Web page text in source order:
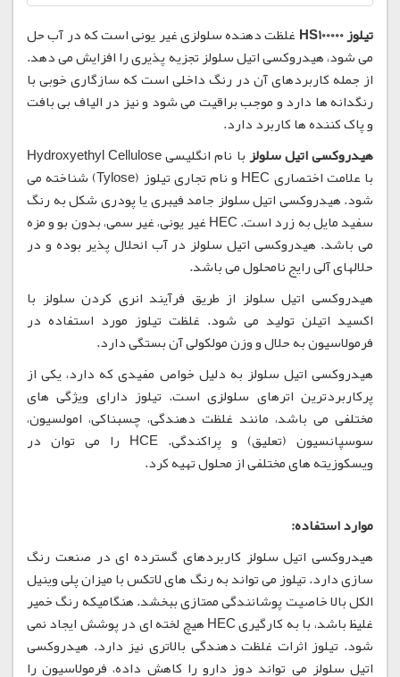
تیلوز HS100000
غلظت دهنده سلولزی غیر یونی است که در آب حل
می شود، هیدروکسی اتیل سلولز تجزیه پذیری را افزایش می دهد.
از جمله کاربردهای آن در رنگ داخلی است که سازگاری خوبی با
رنگدانه ها دارد و موجب براقیت می شود و نیز در الیاف بی بافت
و پاک کننده ها کاربرد دارد.
هیدروکسی اتیل سلولز
با نام انگلیسی Hydroxyethyl Cellulose
با علامت اختصاری HEC و نام تجاری تیلوز (Tylose) شناخته می
شود. هیدروکسی اتیل سلولز جامد فیبری یا پودری شکل به رنگ
سفید مایل به زرد است. HEC غیر یونی، غیر سمی، بدون بو و مزه
می باشد. هیدروکسی اتیل سلولز در آب انحلال پذیر بوده و در
حلالهای آلی رایج نامحلول می باشد.
هیدروکسی اتیل سلولز از طریق فرآیند انری کردن سلولز با
اکسید اتیلن تولید می شود. غلظت تیلوز مورد استفاده در
فرمولاسیون به حلال و وزن مولکولی آن بستگی دارد.
هیدروکسی اتیل سلولز به دلیل خواص مفیدی که دارد، یکی از
پرکاربردترین اترهای سلولزی است. تیلوز دارای ویژگی های
مختلفی می باشد، مانند غلظت دهندگی، چسبناکی، امولسیون،
سوسپانسیون (تعلیق) و پراکندگی. HCE را می توان در
ویسکوزیته های مختلفی از محلول تهیه کرد.
موارد استفاده:
هیدروکسی اتیل سلولز کاربردهای گسترده ای در صنعت رنگ
سازی دارد. تیلوز می تواند به رنگ های لاتکس با میزان پلی وینیل
الکل بالا خاصیت پوشانندگی ممتازی ببخشد. هنگامیکه رنگ خمیر
غلیظ باشد، با به کارگیری HEC هیچ لخته ای در پوشش ایجاد نمی
شود. تیلوز اثرات غلظت دهندگی بالاتری نیز دارد. هیدروکسی
اتیل سلولز می تواند دوز دارو را کاهش داده، فرمولاسیون را